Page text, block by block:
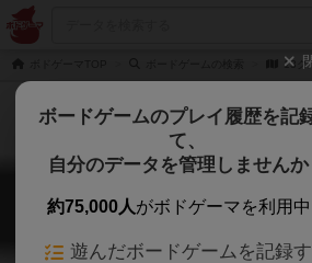
13ク
13クルー
13 Clues
ボードゲームのプレイ履歴を記
て、
自分のデータを管理しませんか
約75,000人がボドゲーマを利用中
遊んだボードゲームを記録